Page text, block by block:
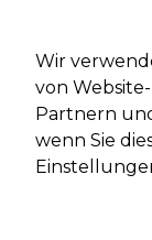
Marken
Wir
von
Partnern
wenn Sie